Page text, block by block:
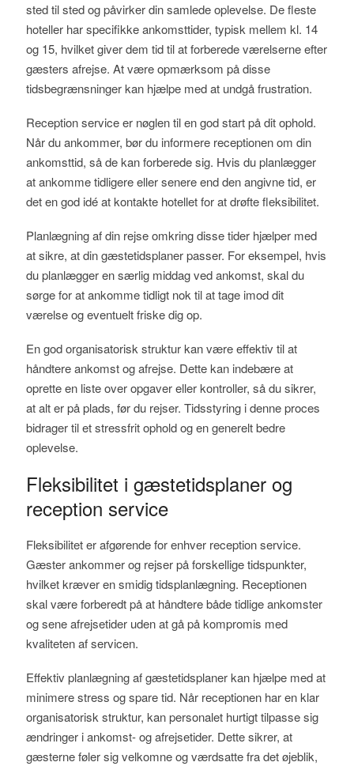
sted til sted og påvirker din samlede oplevelse. De fleste
hoteller har specifikke ankomsttider, typisk mellem kl. 14
og 15, hvilket giver dem tid til at forberede værelserne efter
gæsters afrejse. At være opmærksom på disse
tidsbegrænsninger kan hjælpe med at undgå frustration.
Reception service er nøglen til en god start på dit ophold.
Når du ankommer, bør du informere receptionen om din
ankomsttid, så de kan forberede sig. Hvis du planlægger
at ankomme tidligere eller senere end den angivne tid, er
det en god idé at kontakte hotellet for at drøfte fleksibilitet.
Planlægning af din rejse omkring disse tider hjælper med
at sikre, at din gæstetidsplaner passer. For eksempel, hvis
du planlægger en særlig middag ved ankomst, skal du
sørge for at ankomme tidligt nok til at tage imod dit
værelse og eventuelt friske dig op.
En god organisatorisk struktur kan være effektiv til at
håndtere ankomst og afrejse. Dette kan indebære at
oprette en liste over opgaver eller kontroller, så du sikrer,
at alt er på plads, før du rejser. Tidsstyring i denne proces
bidrager til et stressfrit ophold og en generelt bedre
oplevelse.
Fleksibilitet i gæstetidsplaner og
reception service
Fleksibilitet er afgørende for enhver reception service.
Gæster ankommer og rejser på forskellige tidspunkter,
hvilket kræver en smidig tidsplanlægning. Receptionen
skal være forberedt på at håndtere både tidlige ankomster
og sene afrejsetider uden at gå på kompromis med
kvaliteten af servicen.
Effektiv planlægning af gæstetidsplaner kan hjælpe med at
minimere stress og spare tid. Når receptionen har en klar
organisatorisk struktur, kan personalet hurtigt tilpasse sig
ændringer i ankomst- og afrejsetider. Dette sikrer, at
gæsterne føler sig velkomne og værdsatte fra det øjeblik,